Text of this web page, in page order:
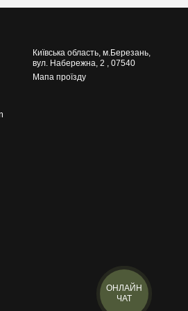
Київська область, м.Березань,
вул. Набережна, 2 , 07540
Мапа проїзду
ОНЛАЙН
ЧАТ